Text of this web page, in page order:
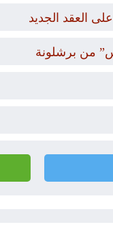
العقد الجديد
من برشلونة